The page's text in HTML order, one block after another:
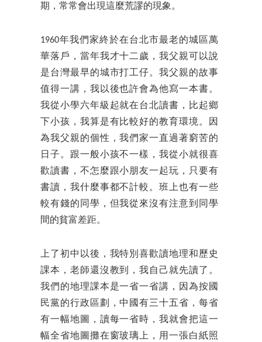
期，常常會出現這麼荒謬的現象。
1960年我們家終於在台北市最老的城區萬
華落戶，當年我才十二歲，我父親可以說
是台灣最早的城市打工仔。我父親的故事
值得一講，我以後也許會為他寫一本書。
我從小學六年級起就在台北讀書，比起鄉
下小孩，我算是有比較好的教育環境。因
為我父親的個性，我們家一直過著窮苦的
日子。跟一般小孩不一樣，我從小就很喜
歡讀書，不怎麼跟小朋友一起玩，只要有
書讀，我什麼事都不計較。班上也有一些
較有錢的同學，但我從來沒有注意到同學
間的貧富差距。
上了初中以後，我特別喜歡讀地理和歷史
課本，老師還沒教到，我自己就先讀了。
我們的地理課本是一省一省講，因為按國
民黨的行政區劃，中國有三十五省，每省
有一幅地圖，讀每一省時，我就會把這一
幅全省地圖攤在窗玻璃上，用一張白紙照